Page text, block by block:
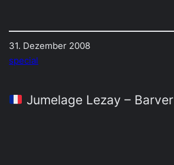
31. Dezember 2008
special
Jumelage Lezay – Barver